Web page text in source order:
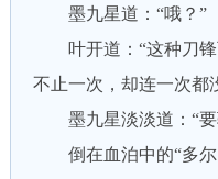
墨九星道：“哦？”
叶开道：“这种刀锋
不止一次，却连一次都
墨九星淡淡道：“要
倒在血泊中的“多尔